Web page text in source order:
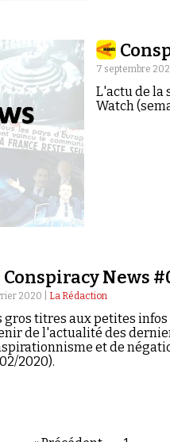
7 septembre
L'actu de la
Watch
Conspiracy News
2020 | La Rédaction
gros titres aux petites
de l'actualité des
et de
2020).